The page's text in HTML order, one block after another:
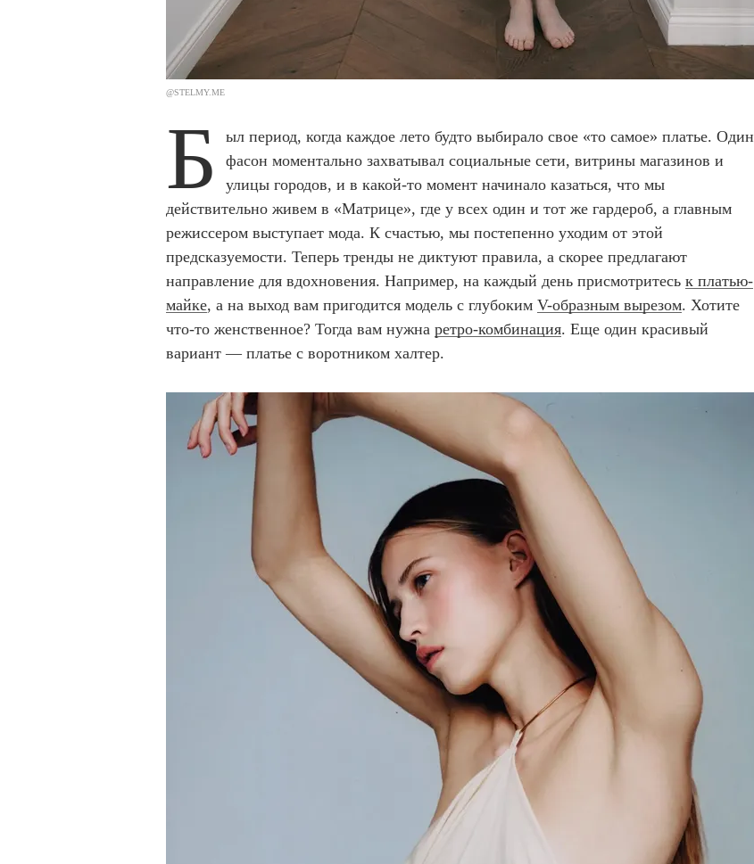
@STELMY.ME
Б
ыл период, когда каждое лето будто выбирало свое «то самое» платье. Один
фасон моментально захватывал социальные сети, витрины магазинов и
улицы городов, и в какой-то момент начинало казаться, что мы
действительно живем в «Матрице», где у всех один и тот же гардероб, а главным
режиссером выступает мода. К счастью, мы постепенно уходим от этой
предсказуемости. Теперь тренды не диктуют правила, а скорее предлагают
направление для вдохновения. Например, на каждый день присмотритесь к платью-
майке, а на выход вам пригодится модель с глубоким V-образным вырезом. Хотите
что-то женственное? Тогда вам нужна ретро-комбинация. Еще один красивый
вариант — платье с воротником халтер.